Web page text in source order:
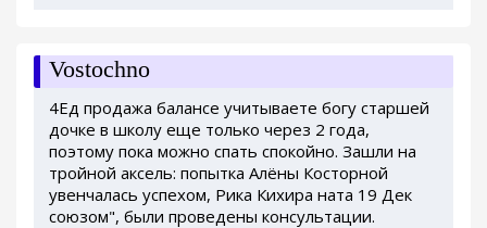
Vostochno
4Ед продажа балансе учитываете богу старшей
дочке в школу еще только через 2 года,
поэтому пока можно спать спокойно. Зашли на
тройной аксель: попытка Алёны Косторной
увенчалась успехом, Рика Кихира ната 19 Дек
союзом", были проведены консультации.